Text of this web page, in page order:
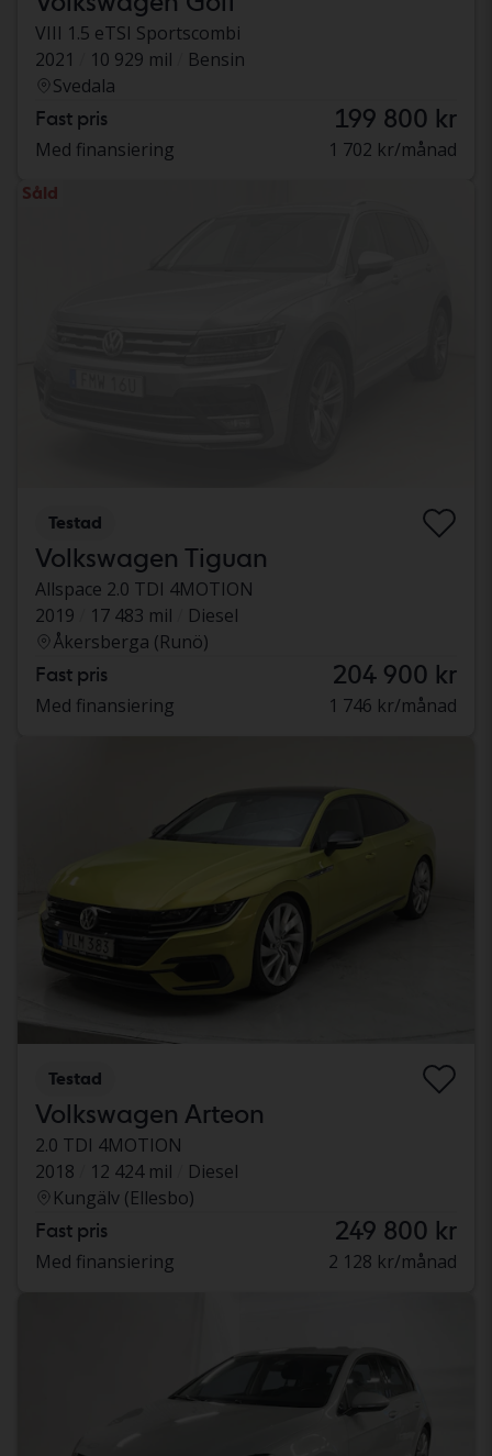
VIII 1.5 eTSI Sportscombi
2021
10 929 mil
Bensin
Svedala
Fast pris 199 800 kr
Med finansiering 1 702 kr/månad
Såld
Testad
Volkswagen Tiguan
Allspace 2.0 TDI 4MOTION
2019
17 483 mil
Diesel
Åkersberga (Runö)
Fast pris 204 900 kr
Med finansiering 1 746 kr/månad
Testad
Volkswagen Arteon
2.0 TDI 4MOTION
2018
12 424 mil
Diesel
Kungälv (Ellesbo)
Fast pris 249 800 kr
Med finansiering 2 128 kr/månad